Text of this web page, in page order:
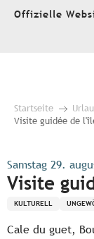
AllerOffizielle
Startseite
Visite guidée de
Samstag 29.
Visite
KULTURELL
Cale du guet,